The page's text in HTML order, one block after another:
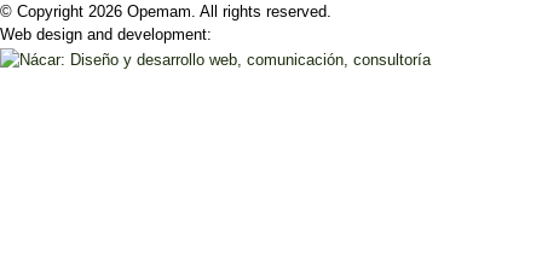
© Copyright 2026 Opemam. All rights reserved.
Web design and development: